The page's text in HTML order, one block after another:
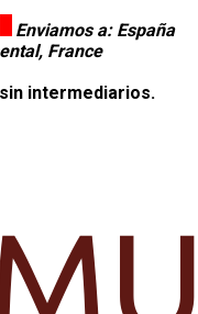
Enviamos a: España
France
intermediarios.